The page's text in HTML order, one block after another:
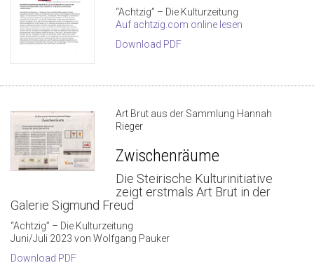
“Achtzig” – Die Kulturzeitung
Auf achtzig.com online lesen
Download PDF
Art Brut aus der Sammlung Hannah
Rieger
Zwischenräume
Die Steirische Kulturinitiative
zeigt erstmals Art Brut in der
Galerie Sigmund Freud
“Achtzig” – Die Kulturzeitung
Juni/Juli 2023 von Wolfgang Pauker
Download PDF